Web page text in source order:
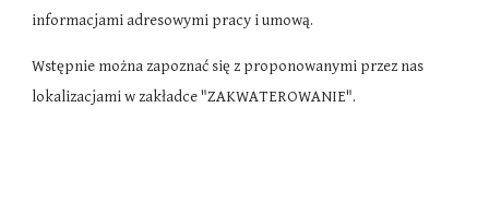
informacjami adresowymi pracy i umową.
Wstępnie można zapoznać się z proponowanymi przez nas
lokalizacjami w zakładce "ZAKWATEROWANIE".